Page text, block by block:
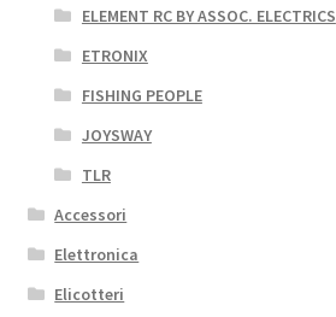
ELEMENT RC BY ASSOC. ELECTRICS
ETRONIX
FISHING PEOPLE
JOYSWAY
TLR
Accessori
Elettronica
Elicotteri